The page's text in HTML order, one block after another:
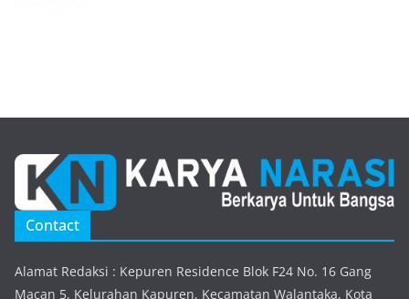
Contact
Alamat Redaksi : Kepuren Residence Blok F24 No. 16 Gang
Macan 5, Kelurahan Kapuren, Kecamatan Walantaka, Kota